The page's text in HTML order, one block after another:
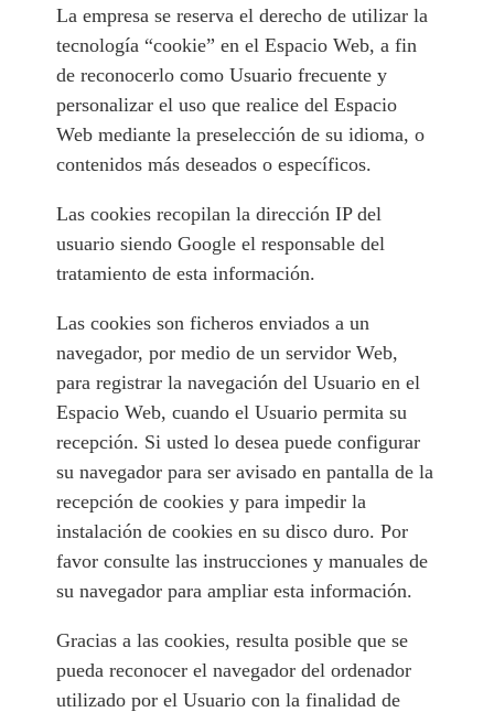
La empresa se reserva el derecho de utilizar la
tecnología “cookie” en el Espacio Web, a fin
de reconocerlo como Usuario frecuente y
personalizar el uso que realice del Espacio
Web mediante la preselección de su idioma, o
contenidos más deseados o específicos.
Las cookies recopilan la dirección IP del
usuario siendo Google el responsable del
tratamiento de esta información.
Las cookies son ficheros enviados a un
navegador, por medio de un servidor Web,
para registrar la navegación del Usuario en el
Espacio Web, cuando el Usuario permita su
recepción. Si usted lo desea puede configurar
su navegador para ser avisado en pantalla de la
recepción de cookies y para impedir la
instalación de cookies en su disco duro. Por
favor consulte las instrucciones y manuales de
su navegador para ampliar esta información.
Gracias a las cookies, resulta posible que se
pueda reconocer el navegador del ordenador
utilizado por el Usuario con la finalidad de